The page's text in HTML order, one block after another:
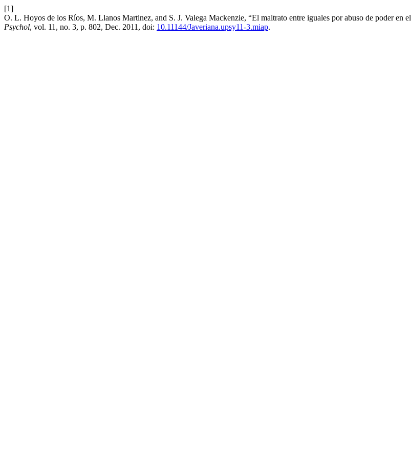
[1]
O. L. Hoyos de los Ríos, M. Llanos Martinez, and S. J. Valega Mackenzie, “El maltrato entre iguales por abuso de poder en
Psychol, vol. 11, no. 3, p. 802, Dec. 2011, doi: 10.11144/Javeriana.upsy11-3.miap.